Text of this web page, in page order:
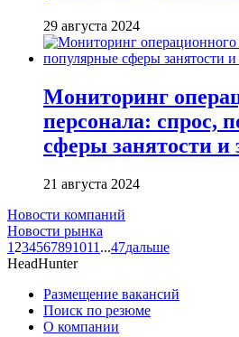
29 августа 2024
Мониторинг
персонала: спрос,
сферы занятости и
21 августа 2024
Новости компаний
Новости рынка
1 234567891011 ...47дальше
HeadHunter
Размещение вакансий
Поиск по резюме
О компании